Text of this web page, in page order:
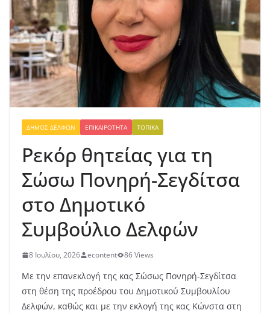
ΔΉΜΟΣ ΔΕΛΦΏΝ ΕΠΙΚΑΙΡΌΤΗΤΑ ΤΟΠΙΚΆ
Ρεκόρ θητείας για τη
Σώσω Πονηρή-Σεγδίτσα
στο Δημοτικό
Συμβούλιο Δελφών
8 Ιουλίου, 2026 econtent 86 Views
Με την επανεκλογή της κας Σώσως Πονηρή-Σεγδίτσα
στη θέση της προέδρου του Δημοτικού Συμβουλίου
Δελφών, καθώς και με την εκλογή της κας Κώνστα στη